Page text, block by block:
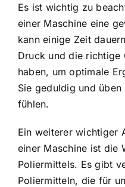
Es ist wichtig zu
einer Maschine eine
kann einige Zeit
Druck und die richtige
haben, um optimale
Sie geduldig und
fühlen.
Ein weiterer wichtiger
einer Maschine ist die
Poliermittels. Es gibt
Poliermitteln, die für